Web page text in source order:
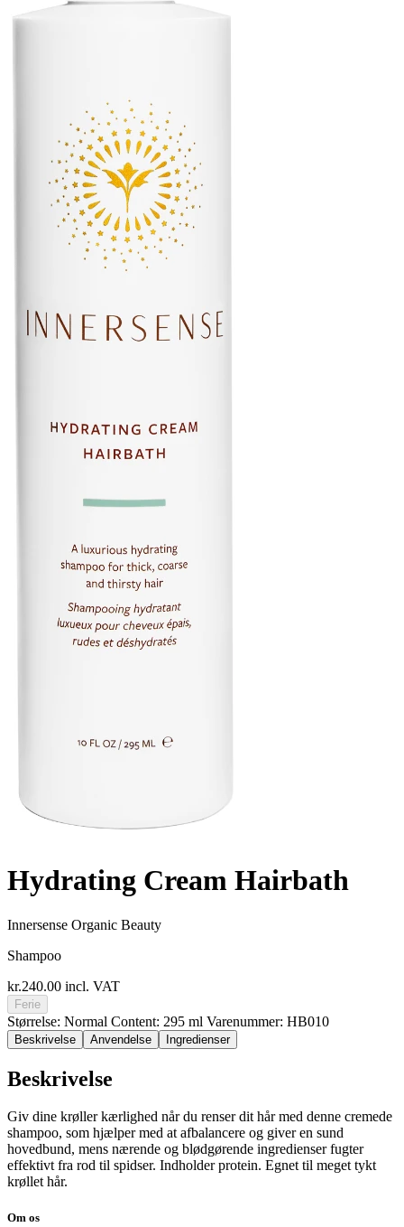
Hydrating Cream Hairbath
Innersense Organic Beauty
Shampoo
kr.240.00 incl. VAT
Ferie
Størrelse: Normal Content: 295 ml Varenummer: HB010
Beskrivelse Anvendelse Ingredienser
Beskrivelse
Giv dine krøller kærlighed når du renser dit hår med denne cremede
shampoo, som hjælper med at afbalancere og giver en sund
hovedbund, mens nærende og blødgørende ingredienser fugter
effektivt fra rod til spidser. Indholder protein. Egnet til meget tykt
krøllet hår.
Om os